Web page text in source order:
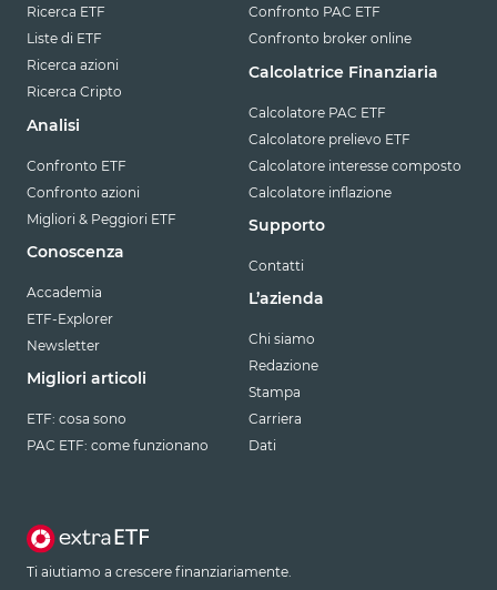
Ricerca ETF
Liste di ETF
Ricerca azioni
Ricerca Cripto
Analisi
Confronto ETF
Confronto azioni
Migliori & Peggiori ETF
Conoscenza
Accademia
ETF-Explorer
Newsletter
Migliori articoli
ETF: cosa sono
PAC ETF: come funzionano
Confronto PAC ETF
Confronto broker online
Calcolatrice Finanziaria
Calcolatore PAC ETF
Calcolatore prelievo ETF
Calcolatore interesse composto
Calcolatore inflazione
Supporto
Contatti
L’azienda
Chi siamo
Redazione
Stampa
Carriera
Dati
Ti aiutiamo a crescere finanziariamente.